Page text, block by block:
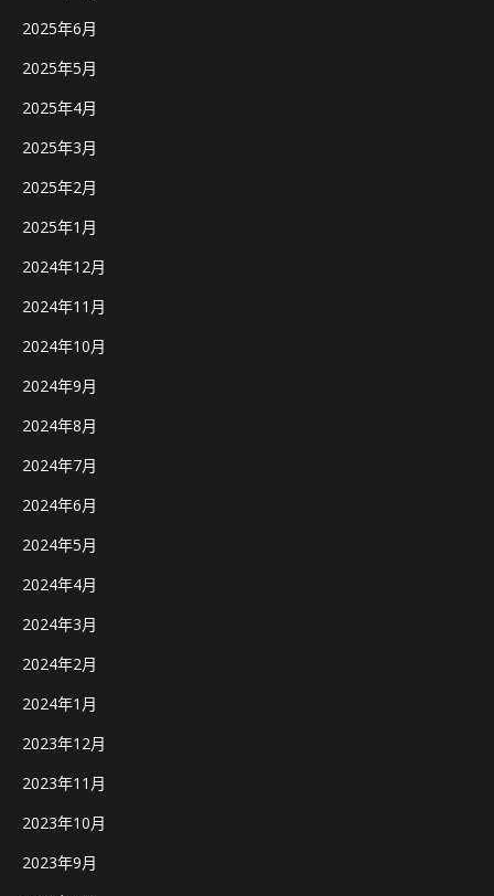
2025年6月
2025年5月
2025年4月
2025年3月
2025年2月
2025年1月
2024年12月
2024年11月
2024年10月
2024年9月
2024年8月
2024年7月
2024年6月
2024年5月
2024年4月
2024年3月
2024年2月
2024年1月
2023年12月
2023年11月
2023年10月
2023年9月